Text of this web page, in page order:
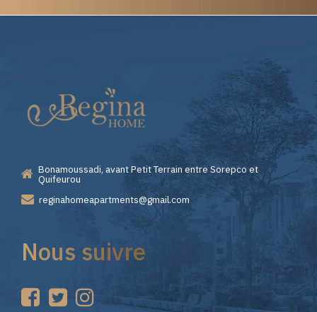
Casino
—
Premiers
Pas
sur
Bonamoussadi, avant Petit Terrain entre Sorepco et
Quifeurou
reginahomeapartments@gmail.com
Nous suivre